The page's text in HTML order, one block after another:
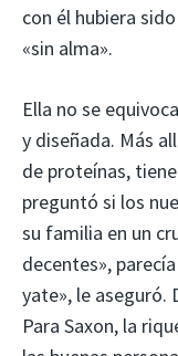
con él hubiera
«sin alma».
Ella no se
y diseñada. Más
de proteínas,
preguntó si los
su familia en un
decentes»,
yate», le aseguró.
Para Saxon, la